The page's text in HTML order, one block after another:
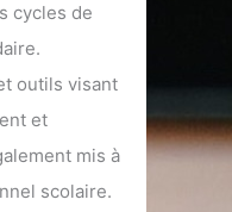
cycles de
outils visant
et
mis à
scolaire.